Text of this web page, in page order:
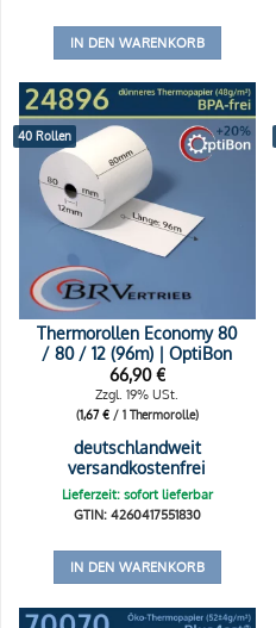
IN DEN WARENKORB
40 Rollen
Thermorollen Economy 80
/ 80 / 12 (96m) | OptiBon
66,90€
Zzgl. 19% USt.
(1,67€/ 1 Thermorolle)
deutschlandweit
versandkostenfrei
Lieferzeit: sofort lieferbar
GTIN: 4260417551830
IN DEN WARENKORB